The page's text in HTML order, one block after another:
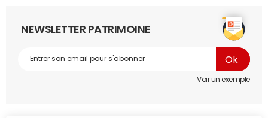
NEWSLETTER PATRIMOINE
Voir un exemple